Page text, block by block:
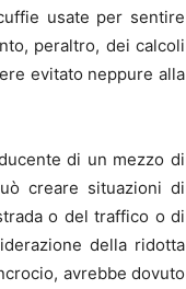
usate per sentire
peraltro, dei calcoli
evitato neppure alla
di un mezzo di
creare situazioni di
o del traffico o di
della ridotta
avrebbe dovuto